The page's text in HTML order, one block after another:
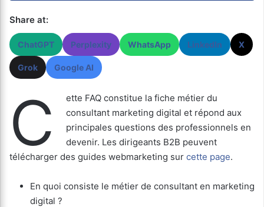
Share at:
ChatGPT Perplexity WhatsApp LinkedIn X
Grok Google AI
C
ette FAQ constitue la fiche métier du
consultant marketing digital et répond aux
principales questions des professionnels en
devenir. Les dirigeants B2B peuvent
télécharger des guides webmarketing sur cette page.
En quoi consiste le métier de consultant en marketing
digital ?